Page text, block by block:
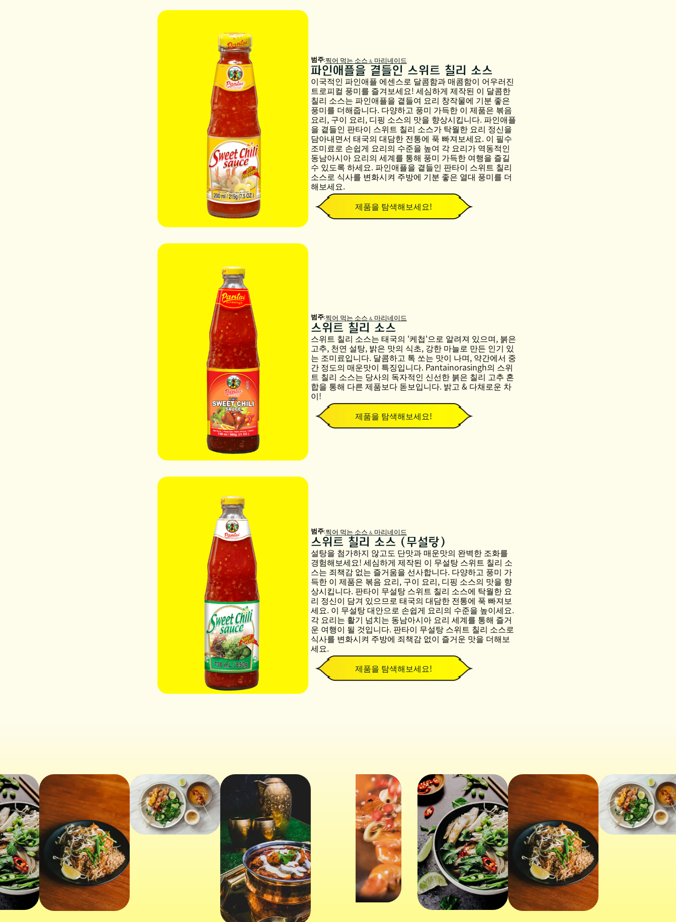
범주:찍어 먹는 소스 & 마리네이드
파인애플을 곁들인 스위트 칠리 소스
이국적인 파인애플 에센스로 달콤함과 매콤함이 어우러진
트로피컬 풍미를 즐겨보세요! 세심하게 제작된 이 달콤한
칠리 소스는 파인애플을 곁들여 요리 창작물에 기분 좋은
풍미를 더해줍니다. 다양하고 풍미 가득한 이 제품은 볶음
요리, 구이 요리, 디핑 소스의 맛을 향상시킵니다. 파인애플
을 곁들인 판타이 스위트 칠리 소스가 탁월한 요리 정신을
담아내면서 태국의 대담한 전통에 푹 빠져보세요. 이 필수
조미료로 손쉽게 요리의 수준을 높여 각 요리가 역동적인
동남아시아 요리의 세계를 통해 풍미 가득한 여행을 즐길
수 있도록 하세요. 파인애플을 곁들인 판타이 스위트 칠리
소스로 식사를 변화시켜 주방에 기분 좋은 열대 풍미를 더
해보세요.
제품을 탐색해보세요!
범주:찍어 먹는 소스 & 마리네이드
스위트 칠리 소스
스위트 칠리 소스는 태국의 '케첩'으로 알려져 있으며, 붉은
고추, 천연 설탕, 밝은 맛의 식초, 강한 마늘로 만든 인기 있
는 조미료입니다. 달콤하고 톡 쏘는 맛이 나며, 약간에서 중
간 정도의 매운맛이 특징입니다. Pantainorasingh의 스위
트 칠리 소스는 당사의 독자적인 신선한 붉은 칠리 고추 혼
합을 통해 다른 제품보다 돋보입니다. 밝고 & 다채로운 차
이!
제품을 탐색해보세요!
범주:찍어 먹는 소스 & 마리네이드
스위트 칠리 소스 (무설탕)
설탕을 첨가하지 않고도 단맛과 매운맛의 완벽한 조화를
경험해보세요! 세심하게 제작된 이 무설탕 스위트 칠리 소
스는 죄책감 없는 즐거움을 선사합니다. 다양하고 풍미 가
득한 이 제품은 볶음 요리, 구이 요리, 디핑 소스의 맛을 향
상시킵니다. 판타이 무설탕 스위트 칠리 소스에 탁월한 요
리 정신이 담겨 있으므로 태국의 대담한 전통에 푹 빠져보
세요. 이 무설탕 대안으로 손쉽게 요리의 수준을 높이세요.
각 요리는 활기 넘치는 동남아시아 요리 세계를 통해 즐거
운 여행이 될 것입니다. 판타이 무설탕 스위트 칠리 소스로
식사를 변화시켜 주방에 죄책감 없이 즐거운 맛을 더해보
세요.
제품을 탐색해보세요!